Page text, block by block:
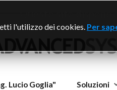
Lucio Goglia" Soluzioni
l'utilizzo dei cookies. Per